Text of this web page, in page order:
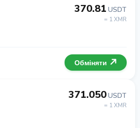
370.81 USDT
= 1 XMR
Обміняти
371.050USDT
= 1 XMR